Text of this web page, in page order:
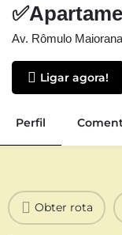
Av. Rômulo
Ligar agora!
Perfil
Obter rota